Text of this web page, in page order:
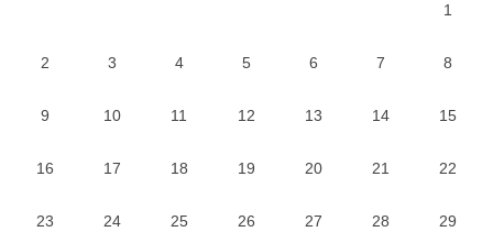
1
2 3 4 5 6 7 8
9 10 11 12 13 14 15
16 17 18 19 20 21 22
23 24 25 26 27 28 29